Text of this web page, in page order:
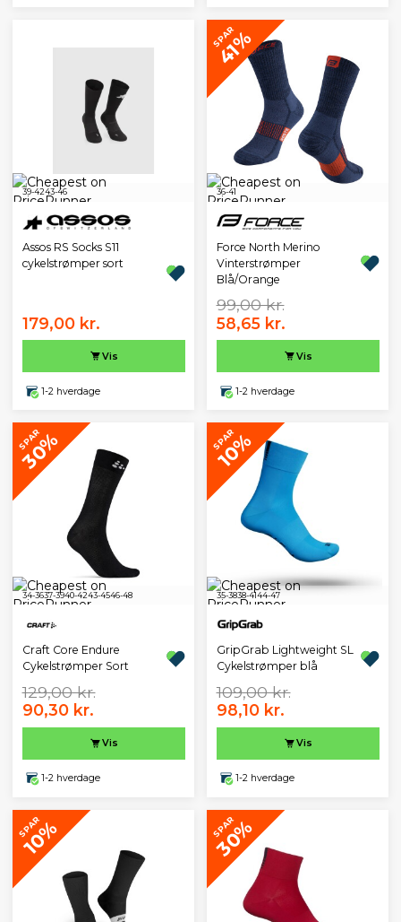
39-4243-46
Assos RS Socks S11
cykelstrømper sort
179,00 kr.
Vis
1-2 hverdage
SPAR
41%
36-41
Force North Merino
Vinterstrømper
Blå/Orange
99,00 kr.
58,65 kr.
Vis
1-2 hverdage
SPAR
30%
34-3637-3940-4243-4546-48
Craft Core Endure
Cykelstrømper Sort
129,00 kr.
90,30 kr.
Vis
1-2 hverdage
SPAR
10%
35-3838-4144-47
GripGrab Lightweight SL
Cykelstrømper blå
109,00 kr.
98,10 kr.
Vis
1-2 hverdage
SPAR
10% SPAR
30%